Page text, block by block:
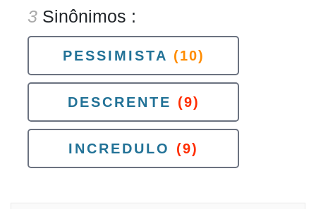
3 Sinônimos :
PESSIMISTA (10)
DESCRENTE (9)
INCREDULO (9)